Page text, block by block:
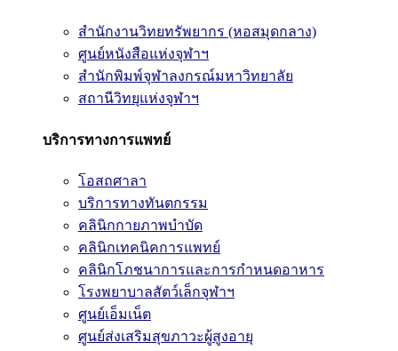
สำนักงานวิทยทรัพยากร (หอสมุดกลาง)
ศูนย์หนังสือแห่งจุฬาฯ
สำนักพิมพ์จุฬาลงกรณ์มหาวิทยาลัย
สถานีวิทยุแห่งจุฬาฯ
บริการทางการแพทย์
โอสถศาลา
บริการทางทันตกรรม
คลินิกกายภาพบำบัด
คลินิกเทคนิคการแพทย์
คลินิกโภชนาการและการกำหนดอาหาร
โรงพยาบาลสัตว์เล็กจุฬาฯ
ศูนย์เอ็มเน็ต
ศูนย์ส่งเสริมสุขภาวะผู้สูงอายุ